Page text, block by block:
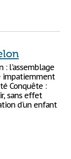
: l'assemblage
impatiemment
Conquête :
sans effet
d'un enfant